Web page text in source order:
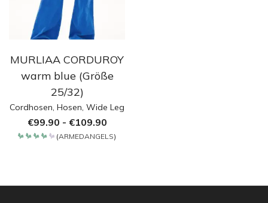
MURLIAA CORDUROY
warm blue (Größe
25/32)
Cordhosen, Hosen, Wide Leg
€99.90 - €109.90
(ARMEDANGELS)